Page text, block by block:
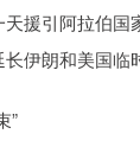
援引阿拉伯国
伊朗和美国临
”